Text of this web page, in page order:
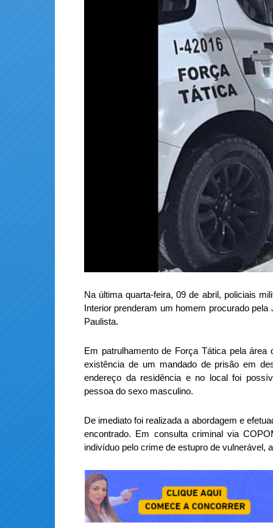
Na última quarta-feira, 09 de abril, policiais
Interior prenderam um homem procurado
Paulista.
Em patrulhamento de Força Tática pela
existência de um mandado de prisão em
endereço da residência e no local foi
pessoa do sexo masculino.
De imediato foi realizada a abordagem e
encontrado. Em consulta criminal via
indivíduo pelo crime de estupro de vulnerável,